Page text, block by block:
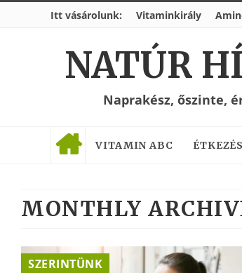
Itt vásárolunk: Vitaminkirály
NATÚR
Naprakész, őszinte,
VITAMIN ABC ÉTKEZÉS
MONTHLY
SZERINTÜNK